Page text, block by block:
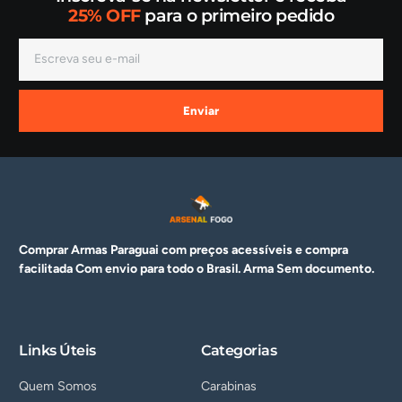
25% OFFpara o primeiro pedido
Enviar
Comprar Armas Paraguai com preços acessíveis e compra
facilitada Com envio para todo o Brasil. ArmaSem documento.
Links Úteis
Quem Somos
Categorias
Carabinas